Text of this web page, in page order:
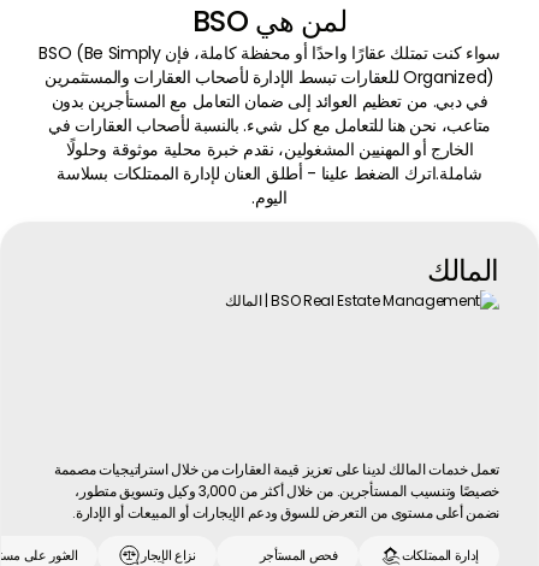
لمن هي BSO
سواء كنت تمتلك عقارًا واحدًا أو محفظة كاملة، فإن BSO (Be Simply
Organized) للعقارات تبسط الإدارة لأصحاب العقارات والمستثمرين
في دبي. من تعظيم العوائد إلى ضمان التعامل مع المستأجرين بدون
متاعب، نحن هنا للتعامل مع كل شيء. بالنسبة لأصحاب العقارات في
الخارج أو المهنيين المشغولين، نقدم خبرة محلية موثوقة وحلولًا
شاملة.اترك الضغط علينا - أطلق العنان لإدارة الممتلكات بسلاسة
اليوم.
تعمل خدمات المالك لدينا على تعزيز قيمة العقارات من خلال استراتيجيات مصممة
خصيصًا وتنسيب المستأجرين. من خلال أكثر من 3,000 وكيل وتسويق متطور،
نضمن أعلى مستوى من التعرض للسوق ودعم الإيجارات أو المبيعات أو الإدارة.
إدارة الممتلكات فحص المستأجر نزاع الإيجار العثور على
المالك